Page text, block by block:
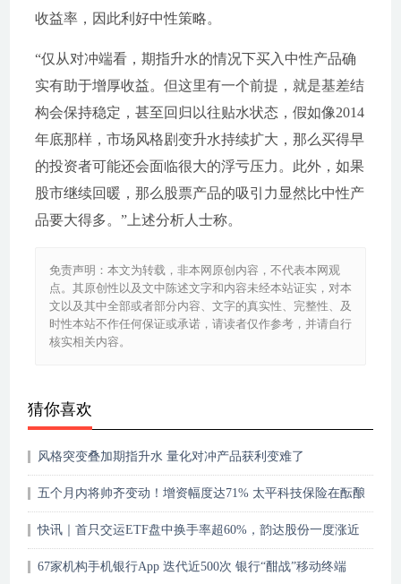
收益率，因此利好中性策略。
“仅从对冲端看，期指升水的情况下买入中性产品确
实有助于增厚收益。但这里有一个前提，就是基差结
构会保持稳定，甚至回归以往贴水状态，假如像2014
年底那样，市场风格剧变升水持续扩大，那么买得早
的投资者可能还会面临很大的浮亏压力。此外，如果
股市继续回暖，那么股票产品的吸引力显然比中性产
品要大得多。”上述分析人士称。
免责声明：本文为转载，非本网原创内容，不代表本网观
点。其原创性以及文中陈述文字和内容未经本站证实，对本
文以及其中全部或者部分内容、文字的真实性、完整性、及
时性本站不作任何保证或承诺，请读者仅作参考，并请自行
核实相关内容。
猜你喜欢
风格突变叠加期指升水 量化对冲产品获利变难了
五个月内将帅齐变动！增资幅度达71% 太平科技保险在酝酿
快讯｜首只交运ETF盘中换手率超60%，韵达股份一度涨近
67家机构手机银行App 迭代近500次 银行“酣战”移动终端